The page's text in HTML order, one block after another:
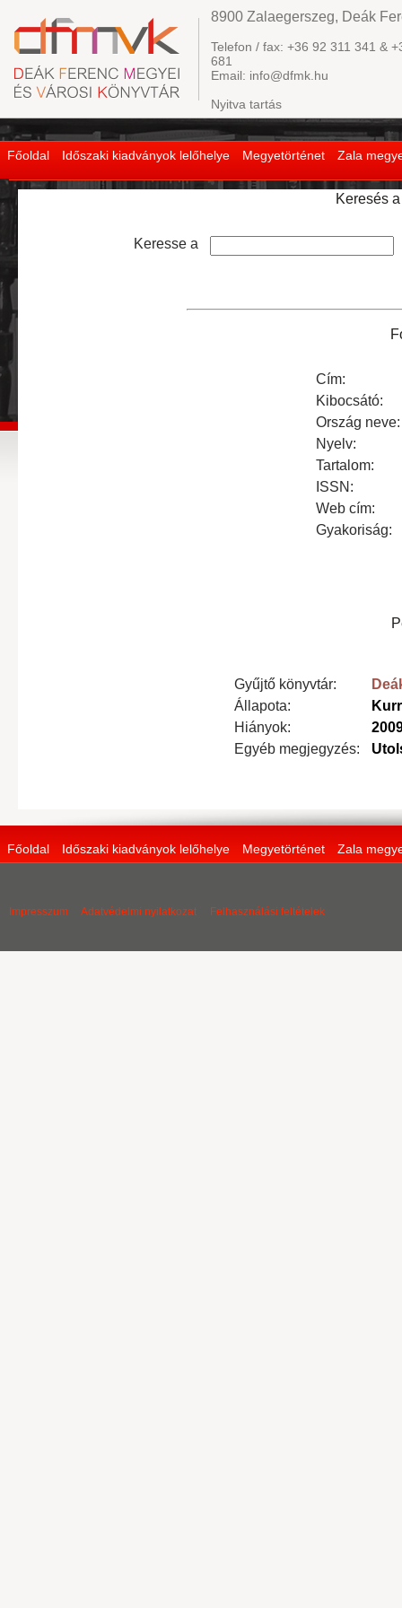
Főoldal Időszaki kiadványok lelőhelye Megyetörténet Zala
8900 Zalaegerszeg, Deák
Telefon / fax: +36 92 311 341 &
681
Email: info@dfmk.hu
Nyitva tartás
Keresés
Keresse a
Cím:
Kibocsátó:
Ország neve:
Nyelv:
Tartalom:
ISSN:
Web cím:
Gyakoriság:
Gyűjtő könyvtár:
Állapota:
Hiányok:
Egyéb megjegyzés:
Főoldal Időszaki kiadványok lelőhelye Megyetörténet Zala
Impresszum Adatvédelmi nyilatkozat Felhasználási feltételek